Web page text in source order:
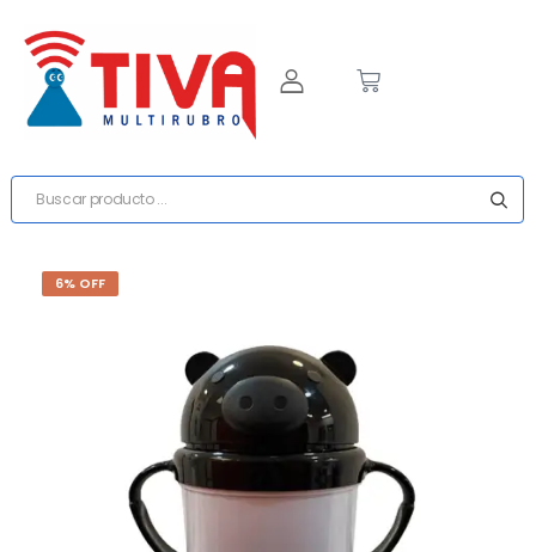
6% OFF